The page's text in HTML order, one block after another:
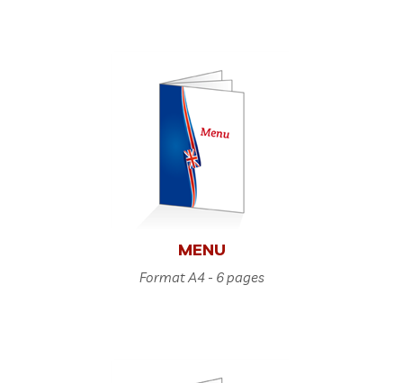
MENU
Format A4 - 6 pages